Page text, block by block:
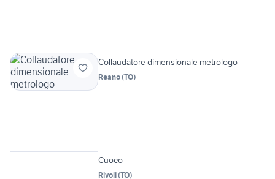
Collaudatore dimensionale metrologo
Reano(TO)
Cuoco
Rivoli(TO)